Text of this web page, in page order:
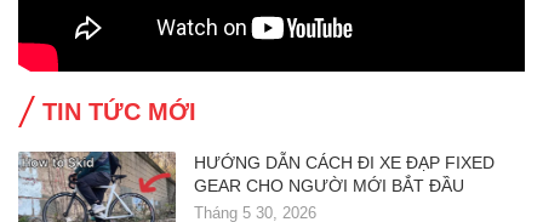
TIN TỨC MỚI
HƯỚNG DẪN CÁCH ĐI XE ĐẠP FIXED
GEAR CHO NGƯỜI MỚI BẮT ĐẦU
Tháng 5 30, 2026